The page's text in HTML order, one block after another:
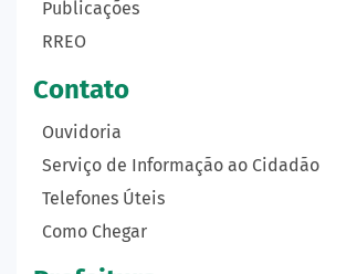
Publicações
RREO
Contato
Ouvidoria
Serviço de Informação ao Cidadão
Telefones Úteis
Como Chegar